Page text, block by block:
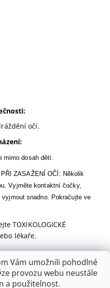
očí.
mimo dosah dětí.
ZASAŽENÍ OČÍ: Několik
Vyjměte kontaktní čočky,
snadno. Pokračujte ve
TOXIKOLOGICKÉ
lékaře.
Done | FRE-PRO
Vám umožnili pohodlné
provozu webu neustále
a použitelnost.